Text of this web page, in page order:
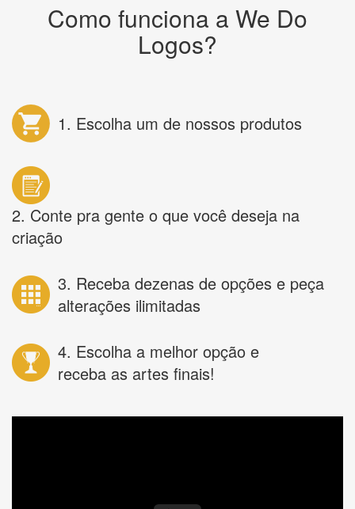
Como funciona a We Do
Logos?
1. Escolha um de nossos produtos
2. Conte pra gente o que você deseja na
criação
3. Receba dezenas de opções e peça
alterações ilimitadas
4. Escolha a melhor opção e
receba as artes finais!